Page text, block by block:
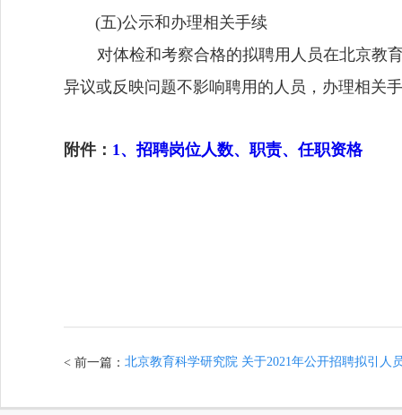
(五)公示和办理相关手续
对体检和考察合格的拟聘用人员在北京教
异议或反映问题不影响聘用的人员，办理相关
附件： 1、招聘岗位人数、职责、任职资格
< 前一篇： 北京教育科学研究院 关于2021年公开招聘拟引人